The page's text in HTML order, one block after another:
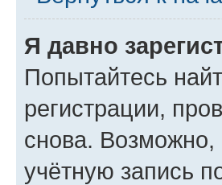
Я давно
Попытайтесь
регистрации,
снова. Возможно,
учётную запись